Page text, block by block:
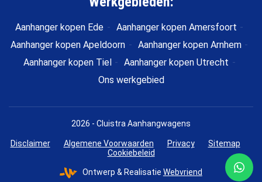
Aanhanger kopen Ede
Aanhanger kopen Amersfoort
Aanhanger kopen Apeldoorn
Aanhanger kopen Arnhem
Aanhanger kopen Tiel
Aanhanger kopen Utrecht
Ons werkgebied
2026 - Cluistra Aanhangwagens
Disclaimer Algemene Voorwaarden Privacy
Sitemap
Cookiebeleid
Ontwerp & Realisatie Webvriend